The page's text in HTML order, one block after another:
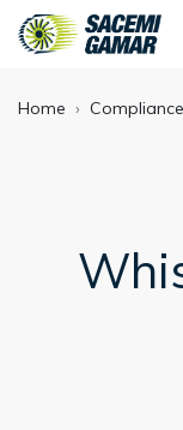
Home Compliance